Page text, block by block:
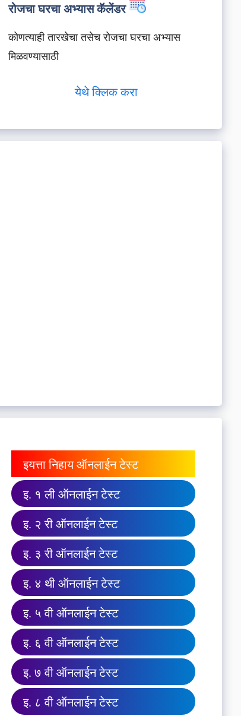
रोजचा घरचा अभ्यास कॅलेंडर
कोणत्याही तारखेचा तसेच रोजचा घरचा अभ्यास
मिळवण्यासाठी
येथे क्लिक करा
इयत्ता निहाय ऑनलाईन टेस्ट
इ. १ ली ऑनलाईन टेस्ट
इ. २ री ऑनलाईन टेस्ट
इ. ३ री ऑनलाईन टेस्ट
इ. ४ थी ऑनलाईन टेस्ट
इ. ५ वी ऑनलाईन टेस्ट
इ. ६ वी ऑनलाईन टेस्ट
इ. ७ वी ऑनलाईन टेस्ट
इ. ८ वी ऑनलाईन टेस्ट